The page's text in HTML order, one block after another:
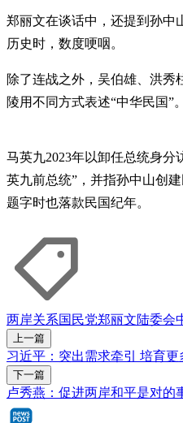
郑丽文在谈话中，还提到孙中
历史时，数度哽咽。
除了连战之外，吴伯雄、洪秀
陵用不同方式表述“中华民国”。
马英九2023年以卸任总统身分
英九前总统”，并指孙中山创
题字时也落款民国纪年。
两岸关系国民党郑丽文陆委会
上一篇
习近平：突出需求牵引 培育更
下一篇
卢秀燕：促进两岸和平是对的